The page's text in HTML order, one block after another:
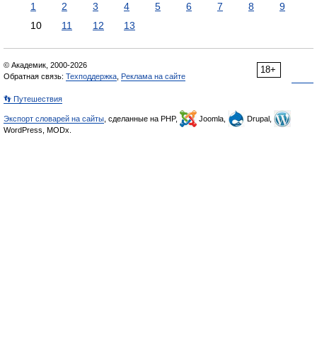
1 2 3 4 5 6 7 8
9
10
11 12 13
18+
© Академик, 2000-2026
Обратная связь: Техподдержка Реклама на сайте
👣 Путешествия
Экспорт словарей на сайты , сделанные на PHP, Joomla,
Drupal,
WordPress, MODx.